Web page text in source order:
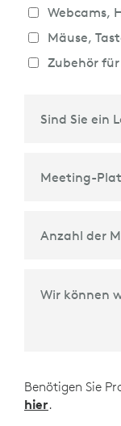
Webcams,
Mäuse,
Zubehör
Wir können
Benötigen Sie
hier.